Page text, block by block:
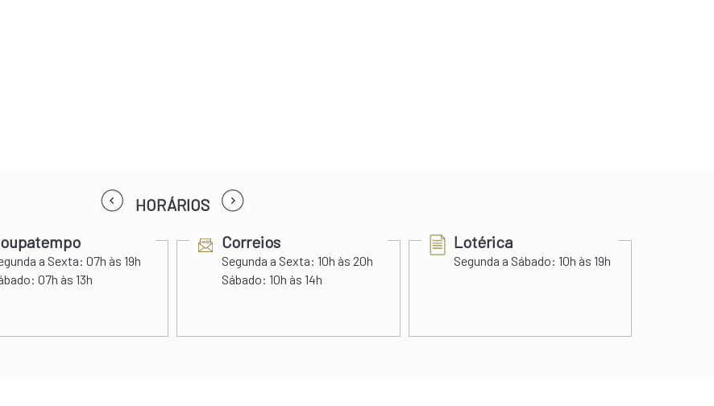
HORÁRIOS
a Sexta: 07h às 19h
07h às 13h
Correios
Segunda a Sexta: 10h às 20h
Sábado: 10h às 14h
Lotérica
Segunda a Sábado: 10h às 19h
prev